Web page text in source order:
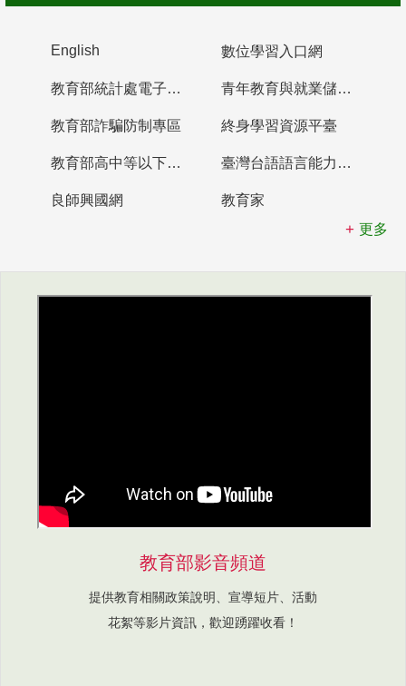
English 數位學習入口網
教育部統計處電子書櫃 青年教育與就業儲蓄帳戶
教育部詐騙防制專區 終身學習資源平臺
教育部高中等以下學校及幼兒園教師資格檢定考試 臺灣台語語言能力認證網站
良師興國網
教育家
更多
教育部影音頻道
提供教育相關政策說明、宣導短片、活動
花絮等影片資訊，歡迎踴躍收看！